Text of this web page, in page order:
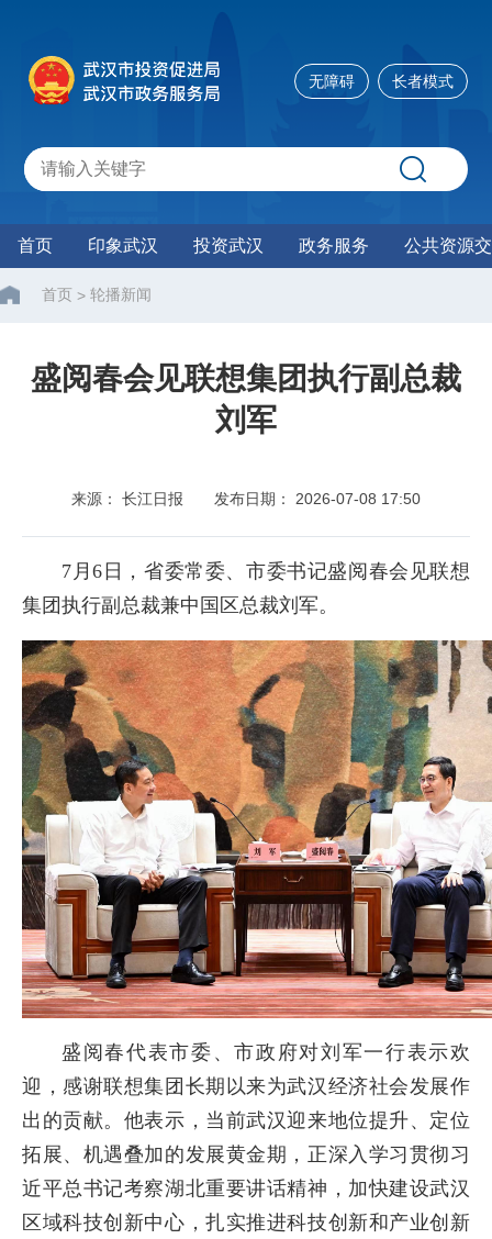
无障碍 长者模式
首页 印象武汉 投资武汉 政务服务 公共资源
首页 > 轮播新闻
盛阅春会见联想集团执行副总裁
刘军
来源： 长江日报 发布日期： 2026-07-08 17:50
7月6日，省委常委、市委书记盛阅春会见联想
集团执行副总裁兼中国区总裁刘军。
盛阅春代表市委、市政府对刘军一行表示欢
迎，感谢联想集团长期以来为武汉经济社会发展作
出的贡献。他表示，当前武汉迎来地位提升、定位
拓展、机遇叠加的发展黄金期，正深入学习贯彻习
近平总书记考察湖北重要讲话精神，加快建设武汉
区域科技创新中心，扎实推进科技创新和产业创新